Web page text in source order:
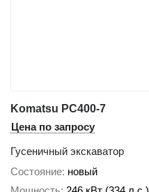
Komatsu PC400-7
Цена по запросу
Гусеничный экскаватор
Состояние новый